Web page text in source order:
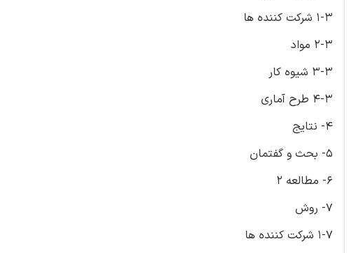
1-3 شرکت کننده ها
2-3 مواد
3-3 شیوه کار
4-3 طرح آماری
4- نتایج
5- بحث و گفتمان
6- مطالعه 2
7- روش
1-7 شرکت کننده ها